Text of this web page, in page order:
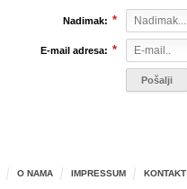
Nadimak: *
E-mail adresa: *
O NAMA IMPRESSUM KONTAKT